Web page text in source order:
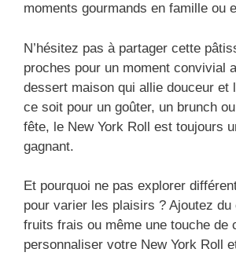
moments gourmands en famille ou
N’hésitez pas à partager cette
proches pour un moment convivial
dessert maison qui allie douceur et
ce soit pour un goûter, un brunch
fête, le New York Roll est toujours
gagnant.
Et pourquoi ne pas explorer
pour varier les plaisirs ? Ajoutez du
fruits frais ou même une touche de
personnaliser votre New York Roll